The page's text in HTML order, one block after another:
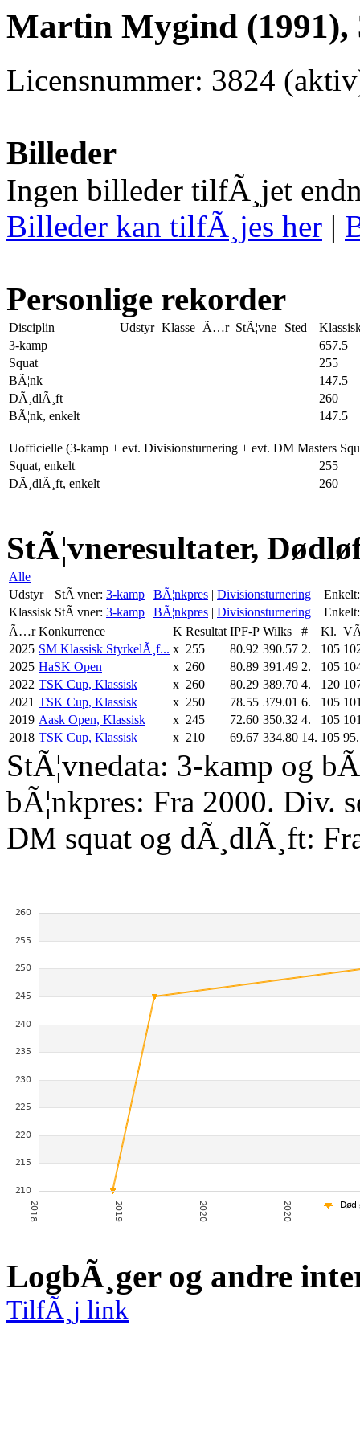
Martin Mygind (1991),
Licensnummer: 3824
Billeder
Ingen billeder tilfÃ¸jet
Billeder kan tilfÃ¸jes her |
Personlige rekorder
Disciplin Udstyr Klasse Ã…r StÃ¦vne Sted
3-kamp
657.5
Squat
255
BÃ¦nk
147.5
DÃ¸dlÃ¸ft
260
BÃ¦nk, enkelt
147.5
Uofficielle (3-kamp + evt. Divisionsturnering + evt. DM Masters
Squat, enkelt
255
DÃ¸dlÃ¸ft, enkelt
260
StÃ¦vneresultater,
Alle
Udstyr
StÃ¦vner: 3-kamp | BÃ¦nkpres | Divisionsturnering
Enkelt:
Klassisk StÃ¦vner: 3-kamp | BÃ¦nkpres | Divisionsturnering
Enkelt:
Ã…r Konkurrence K Resultat IPF-P Wilks # Kl.
2025 SM Klassisk StyrkelÃ¸f... x 255 80.92 390.57 2. 105
2025 HaSK Open x 260 80.89 391.49 2. 105
2022 TSK Cup, Klassisk x 260 80.29 389.70 4. 120
2021 TSK Cup, Klassisk x 250 78.55 379.01 6. 105
2019 Aask Open, Klassisk x 245 72.60 350.32 4. 105
2018 TSK Cup, Klassisk x 210 69.67 334.80 14. 105
StÃ¦vnedata: 3-kamp og
bÃ¦nkpres: Fra 2000. Div.
DM squat og dÃ¸dlÃ¸ft:
LogbÃ¸ger og andre
TilfÃ¸j link